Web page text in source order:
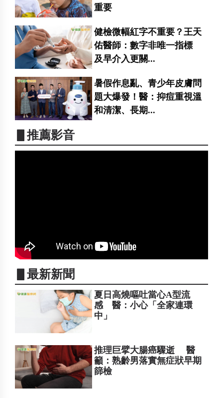
重要
健檢微幅紅字不重要？王天
佑醫師：數字非唯一指標
及早介入更關...
暑假作息亂、青少年皮膚問
題大爆發！醫：抑痘重視溫
和清潔、長期...
▋推薦影音
▋最新新聞
夏日高燒嘔吐當心A型流
感 醫：小心「全家連環
中」
推理巨擘大腸癌驟逝 醫
籲：熟齡男落實無症狀早期
篩檢